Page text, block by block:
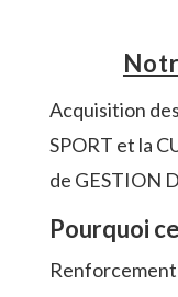
Acquisition
SPORT et la
de GESTION
Pourquoi
Renforcement